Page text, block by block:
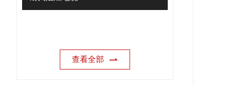
查看全部